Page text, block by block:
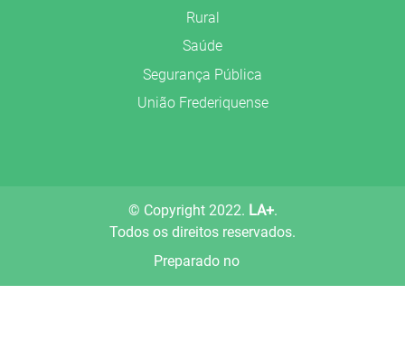
Rural
Saúde
Segurança Pública
União Frederiquense
© Copyright 2022. LA+.
Todos os direitos reservados.
Preparado no